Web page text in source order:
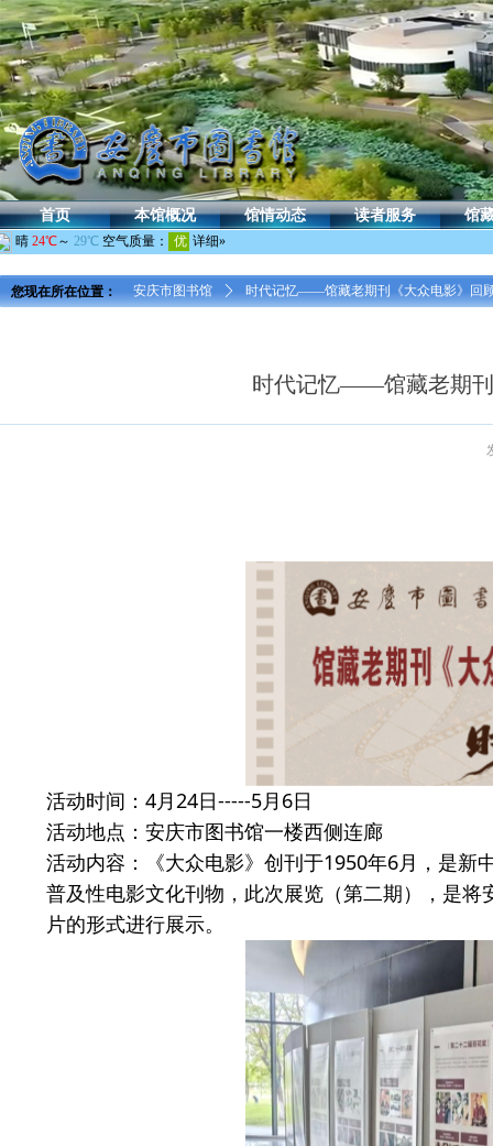
首页 本馆概况 馆情动态 读者服务 馆
时代记忆——馆藏老期刊
活动时间：4月24日-----5月6日
活动地点：安庆市图书馆一楼西侧连廊
活动内容：《大众电影》创刊于1950年6月，是新
普及性电影文化刊物， 此次展览（第二期），是将
片的形式进行展示。
您现在所在位置： 安庆市图书馆 ꄲ 时代记忆——馆藏老期刊《大众电影》回